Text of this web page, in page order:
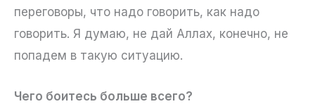
переговоры, что надо говорить, как надо
говорить. Я думаю, не дай Аллах, конечно, не
попадем в такую ситуацию.
Чего боитесь больше всего?